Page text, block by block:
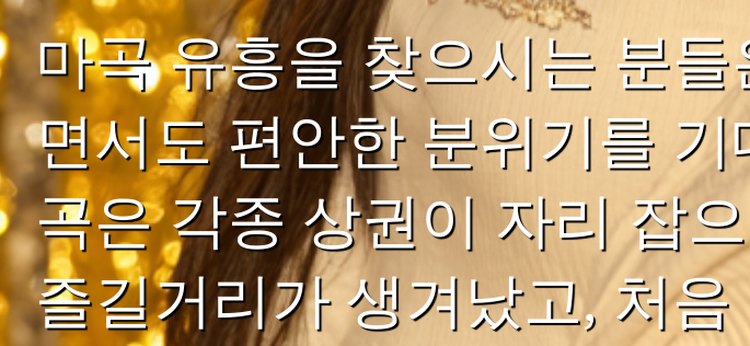
마곡 유흥을 찾으시는 분
면서도 편안한 분위기를
곡은 각종 상권이 자리 잡
즐길거리가 생겨났고, 처